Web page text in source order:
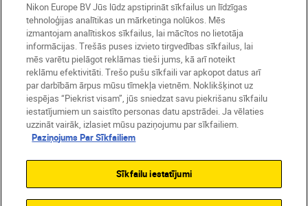
Latvija Nikon Sites
Contact Us Privacy Notice
Terms of Use
Cookie Notice
Cookie Settings
© 2026 Nikon
Nikon Europe BV Jūs lūdz apstiprināt sīkfailus un līdzīgas
tehnoloģijas analītikas un mārketinga nolūkos. Mēs
izmantojam analītiskos sīkfailus, lai mācītos no lietotāja
informācijas. Trešās puses izvieto tirgvedības sīkfailus, lai
mēs varētu pielāgot reklāmas tieši jums, kā arī noteikt
reklāmu efektivitāti. Trešo pušu sīkfaili var apkopot datus arī
par darbībām ārpus mūsu tīmekļa vietnēm. Noklikšķinot uz
iespējas “Piekrist visam”, jūs sniedzat savu piekrišanu sīkfailu
iestatījumiem un saistīto personas datu apstrādei. Ja vēlaties
uzzināt vairāk, izlasiet mūsu paziņojumu par sīkfailiem.
Paziņojums Par Sīkfailiem
Sīkfailu iestatījumi